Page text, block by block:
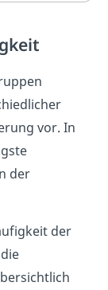
vor. In
der
der